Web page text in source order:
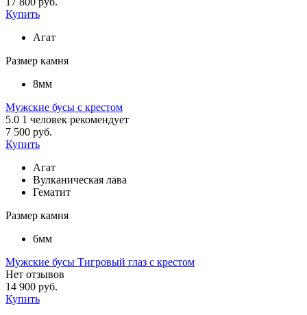
Купить
Агат
Размер камня
8мм
Мужские бусы с крестом
5.0 1 человек рекомендует
7 500 руб.
Купить
Агат
Вулканическая лава
Гематит
Размер камня
6мм
Мужские бусы Тигровый глаз с крестом
Нет отзывов
14 900 руб.
Купить